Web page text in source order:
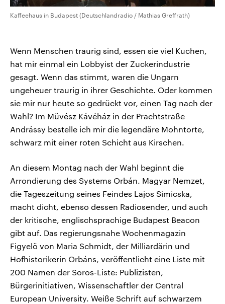
Kaffeehaus in Budapest (Deutschlandradio / Mathias Greffrath)
Wenn Menschen traurig sind, essen sie viel Kuchen,
hat mir einmal ein Lobbyist der Zuckerindustrie
gesagt. Wenn das stimmt, waren die Ungarn
ungeheuer traurig in ihrer Geschichte. Oder kommen
sie mir nur heute so gedrückt vor, einen Tag nach der
Wahl? Im Müvész Kávéház in der Prachtstraße
Andrássy bestelle ich mir die legendäre Mohntorte,
schwarz mit einer roten Schicht aus Kirschen.
An diesem Montag nach der Wahl beginnt die
Arrondierung des Systems Orbán. Magyar Nemzet,
die Tageszeitung seines Feindes Lajos Simicska,
macht dicht, ebenso dessen Radiosender, und auch
der kritische, englischsprachige Budapest Beacon
gibt auf. Das regierungsnahe Wochenmagazin
Figyelö von Maria Schmidt, der Milliardärin und
Hofhistorikerin Orbáns, veröffentlicht eine Liste mit
200 Namen der Soros-Liste: Publizisten,
Bürgerinitiativen, Wissenschaftler der Central
European University. Weiße Schrift auf schwarzem